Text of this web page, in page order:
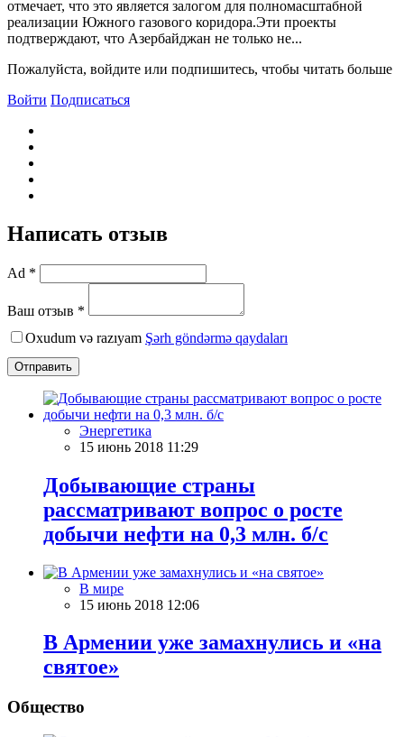
отмечает, что это является залогом для полномасштабной
реализации Южного газового коридора.Эти проекты
подтверждают, что Азербайджан не только не...
Пожалуйста, войдите или подпишитесь, чтобы читать больше
Войти Подписаться
Написать отзыв
Ad *
Ваш отзыв *
Oxudum və razıyam Şərh göndərmə qaydaları
Отправить
Энергетика
15 июнь 2018 11:29
Добывающие страны
рассматривают вопрос о росте
добычи нефти на 0,3 млн. б/с
В мире
15 июнь 2018 12:06
В Армении уже замахнулись и «на
святое»
Общество